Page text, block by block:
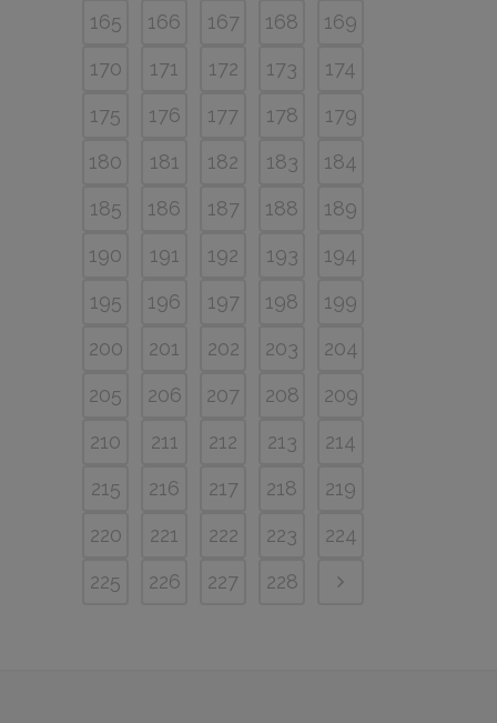
165
166 167 168
169
170
171 172 173
174
175
176 177 178
179
180
181 182 183
184
185
186 187 188
189
190
191 192 193
194
195
196 197 198
199
200
201 202 203
204
205
206 207 208
209
210
211 212 213
214
215
216 217 218
219
220
221 222 223
224
225
226 227 228